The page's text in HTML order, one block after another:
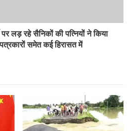
लड़ रहे सैनिकों की पत्नियों ने किया
समेत कई हिरासत में